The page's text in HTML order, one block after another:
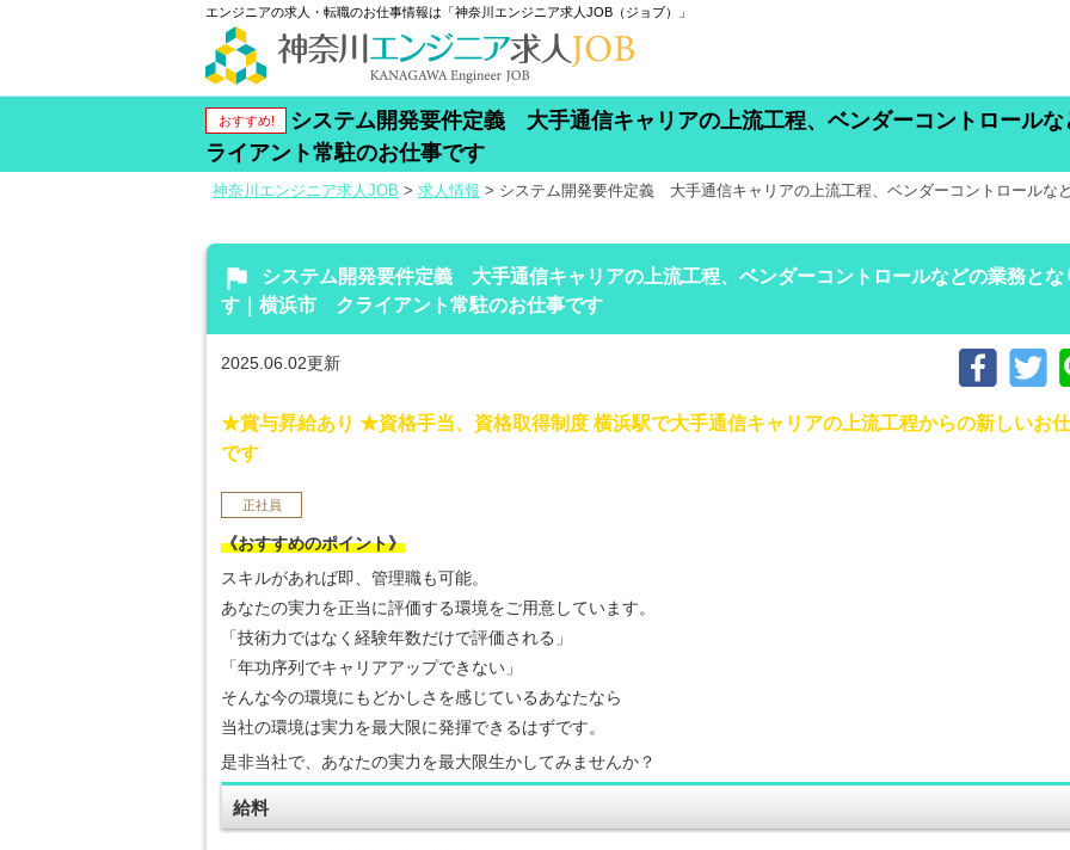
エンジニアの求人・転職のお仕事情報は「神奈川エンジニア求人JOB（ジョブ）」
おすすめ!
システム開発要件定義 大手通信キャリアの上流工程、ベンダーコントロール
ライアント常駐のお仕事です
神奈川エンジニア求人JOB > 求人情報 > システム開発要件定義 大手通信キャリアの上流工程、ベンダーコントロール
flag
システム開発要件定義 大手通信キャリアの上流工程、ベンダーコントロールなどの業務とな
す｜横浜市 クライアント常駐のお仕事です
2025.06.02更新
★賞与昇給あり ★資格手当、資格取得制度 横浜駅で大手通信キャリアの上流工程からの新しいお
です
正社員
《おすすめのポイント》
スキルがあれば即、管理職も可能。
あなたの実力を正当に評価する環境をご用意しています。
「技術力ではなく経験年数だけで評価される」
「年功序列でキャリアアップできない」
そんな今の環境にもどかしさを感じているあなたなら
当社の環境は実力を最大限に発揮できるはずです。
是非当社で、あなたの実力を最大限生かしてみませんか？
給料